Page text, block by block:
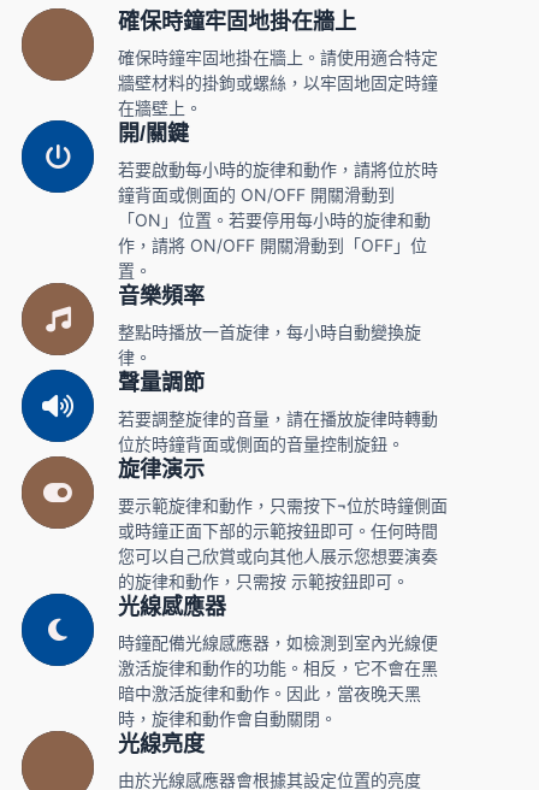
確保時鐘牢固地掛在牆上
確保時鐘牢固地掛在牆上。請使用適合特定
牆壁材料的掛鉤或螺絲，以牢固地固定時鐘
在牆壁上。
開/關鍵
若要啟動每小時的旋律和動作，請將位於時
鐘背面或側面的 ON/OFF 開關滑動到
「ON」位置。若要停用每小時的旋律和動
作，請將 ON/OFF 開關滑動到「OFF」位
置。
音樂頻率
整點時播放一首旋律，每小時自動變換旋
律。
聲量調節
若要調整旋律的音量，請在播放旋律時轉動
位於時鐘背面或側面的音量控制旋鈕。
旋律演示
要示範旋律和動作，只需按下¬位於時鐘側面
或時鐘正面下部的示範按鈕即可。任何時間
您可以自己欣賞或向其他人展示您想要演奏
的旋律和動作，只需按 示範按鈕即可。
光線感應器
時鐘配備光線感應器，如檢測到室內光線便
激活旋律和動作的功能。相反，它不會在黑
暗中激活旋律和動作。因此，當夜晚天黑
時，旋律和動作會自動關閉。
光線亮度
由於光線感應器會根據其設定位置的亮度